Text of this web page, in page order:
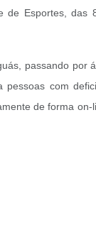
de Esportes, das
passando por
com
de forma on-